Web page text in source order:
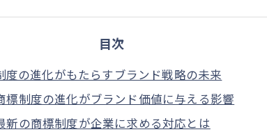
目次
度の進化がもたらすブランド戦略の未来
標制度の進化がブランド価値に与える影響
新の商標制度が企業に求める対応とは